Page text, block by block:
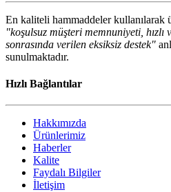
En kaliteli hammaddeler kullanılarak
"koşulsuz müşteri memnuniyeti, hızlı
sonrasında verilen eksiksiz destek"
sunulmaktadır.
Hızlı Bağlantılar
Hakkımızda
Ürünlerimiz
Haberler
Kalite
Faydalı Bilgiler
İletişim